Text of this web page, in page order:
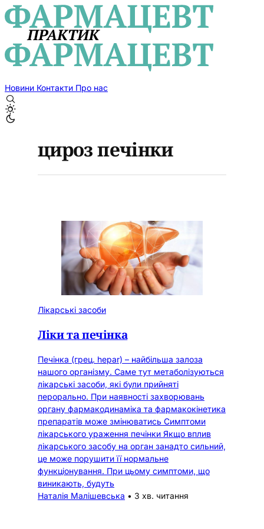
Новини Контакти Про нас
цироз печінки
Лікарські засоби
Ліки та печінка
Печінка (грец. hepar) – найбільша залоза
нашого організму. Саме тут метаболізуються
лікарські засоби, які були прийняті
перорально. При наявності захворювань
органу фармакодинаміка та фармакокінетика
препаратів може змінюватись Симптоми
лікарського ураження печінки Якщо вплив
лікарського засобу на орган занадто сильний,
це може порушити її нормальне
функціонування. При цьому симптоми, що
виникають, будуть
Наталія Малішевська • 3 хв. читання